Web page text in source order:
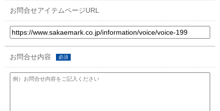
お問合せアイテムページURL
お問合せ内容 必須